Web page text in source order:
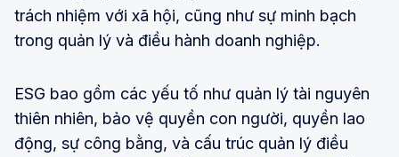
trách nhiệm với xã hội, cũng như sự minh bạch
trong quản lý và điều hành doanh nghiệp.
ESG bao gồm các yếu tố như quản lý tài nguyên
thiên nhiên, bảo vệ quyền con người, quyền lao
động, sự công bằng, và cấu trúc quản lý điều